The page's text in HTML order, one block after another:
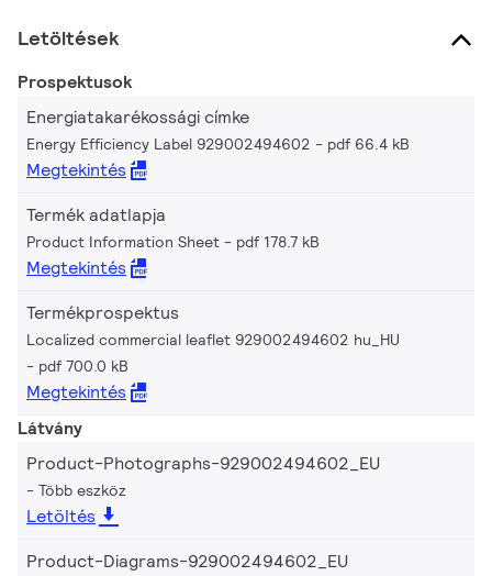
Letöltések
Prospektusok
Energiatakarékossági címke
Energy Efficiency Label 929002494602 pdf 66.4 kB
Megtekintés
Termék adatlapja
Product Information Sheet pdf 178.7 kB
Megtekintés
Termékprospektus
Localized commercial leaflet 929002494602 hu_HU
pdf 700.0 kB
Megtekintés
Látvány
Product-Photographs-929002494602_EU
Több eszköz
Letöltés
Product-Diagrams-929002494602_EU